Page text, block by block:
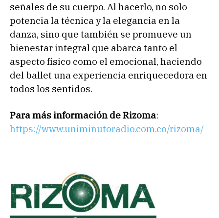
señales de su cuerpo. Al hacerlo, no solo
potencia la técnica y la elegancia en la
danza, sino que también se promueve un
bienestar integral que abarca tanto el
aspecto físico como el emocional, haciendo
del ballet una experiencia enriquecedora en
todos los sentidos.
Para más información de Rizoma:
https://www.uniminutoradio.com.co/rizoma/